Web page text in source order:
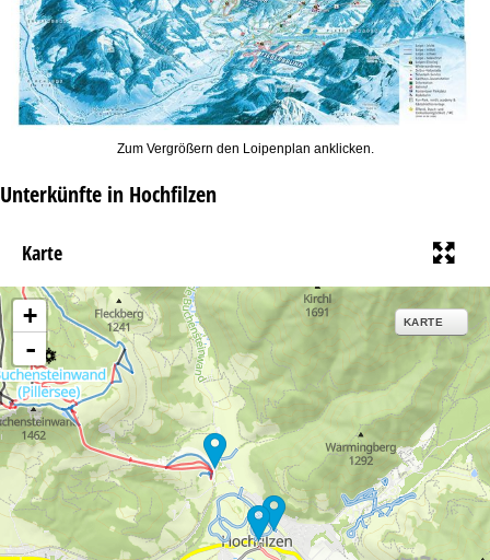
Zum Vergrößern den Loipenplan anklicken.
Unterkünfte in Hochfilzen
Karte
+
-
KARTE